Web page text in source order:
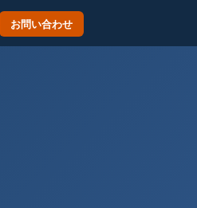
お問い合わせ